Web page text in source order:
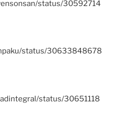
status/30592714
status/30633848678
status/30651118